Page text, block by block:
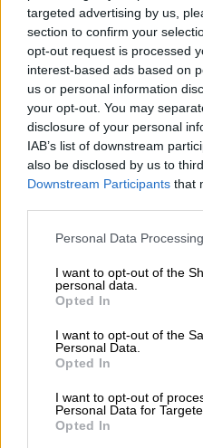
targeted advertising by us,
section to confirm your
opt-out request is processed
interest-based ads based on
us or personal information
your opt-out. You may
disclosure of your personal
IAB’s list of downstream
also be disclosed by us to
Downstream Participants that
Please note that this website/
not limited to your visit or
grant or deny consent to
use your data for below
consent section.
Personal Data
I want to opt-out of the
personal data.
Opted In
I want to opt-out of the
Personal Data.
Opted In
I want to opt-out of
Personal Data for
Opted In
τριμηνιαίοι ρυθμοί
το 50%, αναφέρει το
«Υπάρχουν στιγμές
λόγω των
μπορεί να έχει ο
τελειώνει για μένα
που διαρκεί
μέσα σε μια
αφιερώσει
το δημιουργικό
άλλων, ο σχεδιαστής
λογαριασμό.